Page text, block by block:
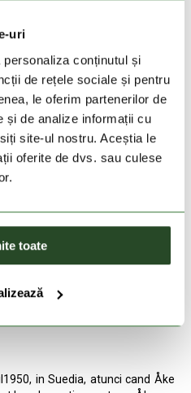
uri
conținutul și
de rețele sociale și pentru
le oferim partenerilor de
și de analize informații cu
site-ul nostru. Aceștia le
oferite de dvs. sau culese
toate